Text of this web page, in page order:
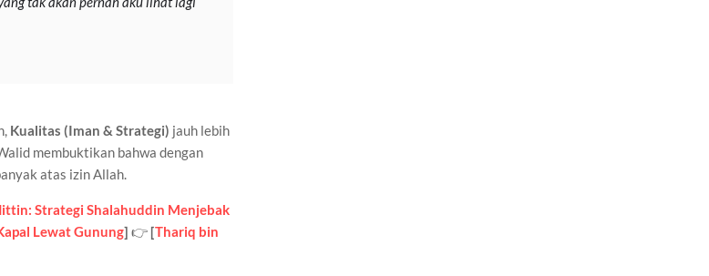
Kualitas (Iman & Strategi) jauh lebih
membuktikan bahwa dengan
atas izin Allah.
Strategi Shalahuddin Menjebak
Lewat Gunung] 👉 [Thariq bin